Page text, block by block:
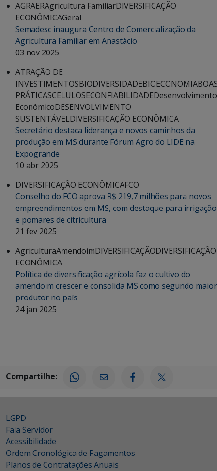
AGRAERAgricultura FamiliarDIVERSIFICAÇÃO
ECONÔMICAGeral
Semadesc inaugura Centro de Comercialização da
Agricultura Familiar em Anastácio
03 nov 2025
ATRAÇÃO DE
INVESTIMENTOSBIODIVERSIDADEBIOECONOMIA
PRÁTICASCELULOSECONFIABILIDADEDesenvolvimento
EconômicoDESENVOLVIMENTO
SUSTENTÁVELDIVERSIFICAÇÃO ECONÔMICA
Secretário destaca liderança e novos caminhos da
produção em MS durante Fórum Agro do LIDE na
Expogrande
10 abr 2025
DIVERSIFICAÇÃO ECONÔMICAFCO
Conselho do FCO aprova R$ 219,7 milhões para novos
empreendimentos em MS, com destaque para irrigação
e pomares de citricultura
21 fev 2025
AgriculturaAmendoimDIVERSIFICAÇÃODIVERSIFICAÇÃO
ECONÔMICA
Política de diversificação agrícola faz o cultivo do
amendoim crescer e consolida MS como segundo maior
produtor no país
24 jan 2025
Compartilhe:
LGPD
Fala Servidor
Acessibilidade
Ordem Cronológica de Pagamentos
Planos de Contratações Anuais